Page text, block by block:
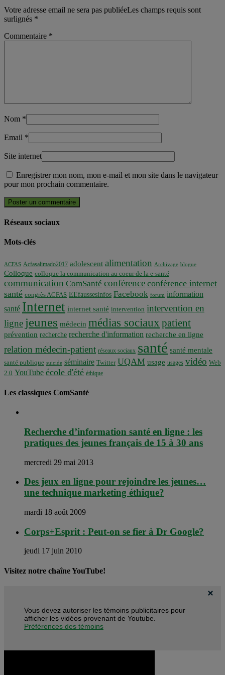
Votre adresse email ne sera pas publiéeLes champs requis sont
surlignés *
Commentaire *
Nom *
Email *
Site internet
Enregistrer mon nom, mon e-mail et mon site dans le navigateur
pour mon prochain commentaire.
Réseaux sociaux
Mots-clés
ACFAS Acfasalimado2017 adolescent alimentation Archivage blogue
Colloque colloque la communication au coeur de la e-santé
communication ComSanté conférence conférence internet
santé congrès ACFAS EEfaussesinfos Facebook forum information
santé Internet internet santé intervention intervention en
ligne jeunes médecin médias sociaux patient
prévention recherche recherche d'information recherche en ligne
relation médecin-patient réseaux sociaux santé santé mentale
santé publique suicide séminaire Twitter UQAM usage usages vidéo Web
2.0 YouTube école d'été éthique
Les classiques ComSanté
Recherche d’information santé en ligne : les
pratiques des jeunes français de 15 à 30 ans
mercredi 29 mai 2013
Des jeux en ligne pour rejoindre les jeunes…
une technique marketing éthique?
mardi 18 août 2009
Corps+Esprit : Peut-on se fier à Dr Google?
jeudi 17 juin 2010
Visitez notre chaîne YouTube!
Vous devez autoriser les témoins publicitaires pour
afficher les vidéos provenant de Youtube.
Préférences des témoins